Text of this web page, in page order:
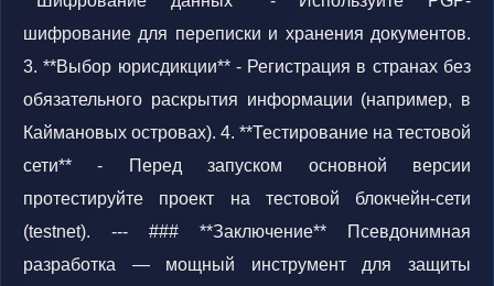
шифрование для переписки и хранения документов.
3. **Выбор юрисдикции** - Регистрация в странах без
обязательного раскрытия информации (например, в
Каймановых островах). 4. **Тестирование на тестовой
сети** - Перед запуском основной версии
протестируйте проект на тестовой блокчейн-сети
(testnet). --- ### **Заключение** Псевдонимная
разработка — мощный инструмент для защиты